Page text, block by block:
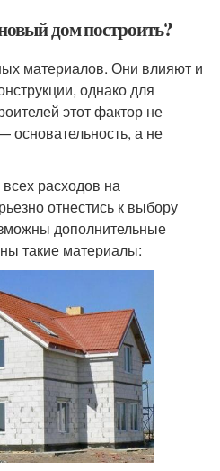
дом построить?
материалов. Они влияют и
однако для
этот фактор не
а не
расходов на
отнестись к выбору
дополнительные
такие материалы: